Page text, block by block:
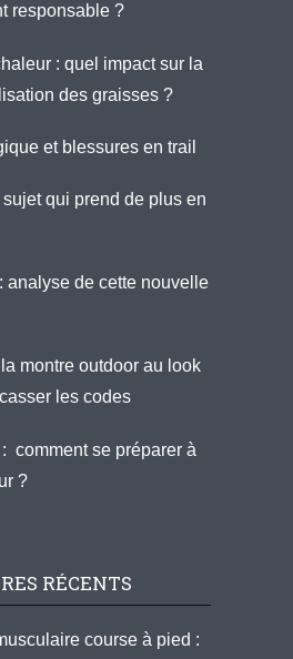
responsable ?
: quel impact sur la
des graisses ?
et blessures en trail
sujet qui prend de plus en
analyse de cette nouvelle
montre outdoor au look
les codes
comment se préparer à
?
RÉCENTS
course à pied :